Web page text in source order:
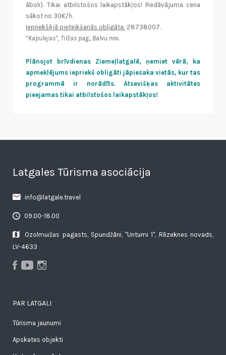
āboli). Tikai atbilstošos laikapstākļos! Piedāvājuma cena
sākot no 30€/h.
Iepriekšējā pieteikšanās obligāta: 28738007.
“Kapulejas”, Tilžas pag., Balvu nov.
Plānojot brīvdienas Ziemeļlatgalē, ņemiet vērā, ka
apmeklējums iepriekš obligāti jāpiesaka vietās, kur tas
programmā ir norādīts. Atsevišķas aktivitātes
pieejamas tikai atbilstošos laikapstākļos!
Latgales Tūrisma asociācija
info@latgale.travel
09.00-18.00
Ozolmuižas pagasts, Spundžāni, "Untumi 1", Rēzeknes novads,
LV-4633
PAR LATGALI
Tūrisma jaunumi
Apskates objekti